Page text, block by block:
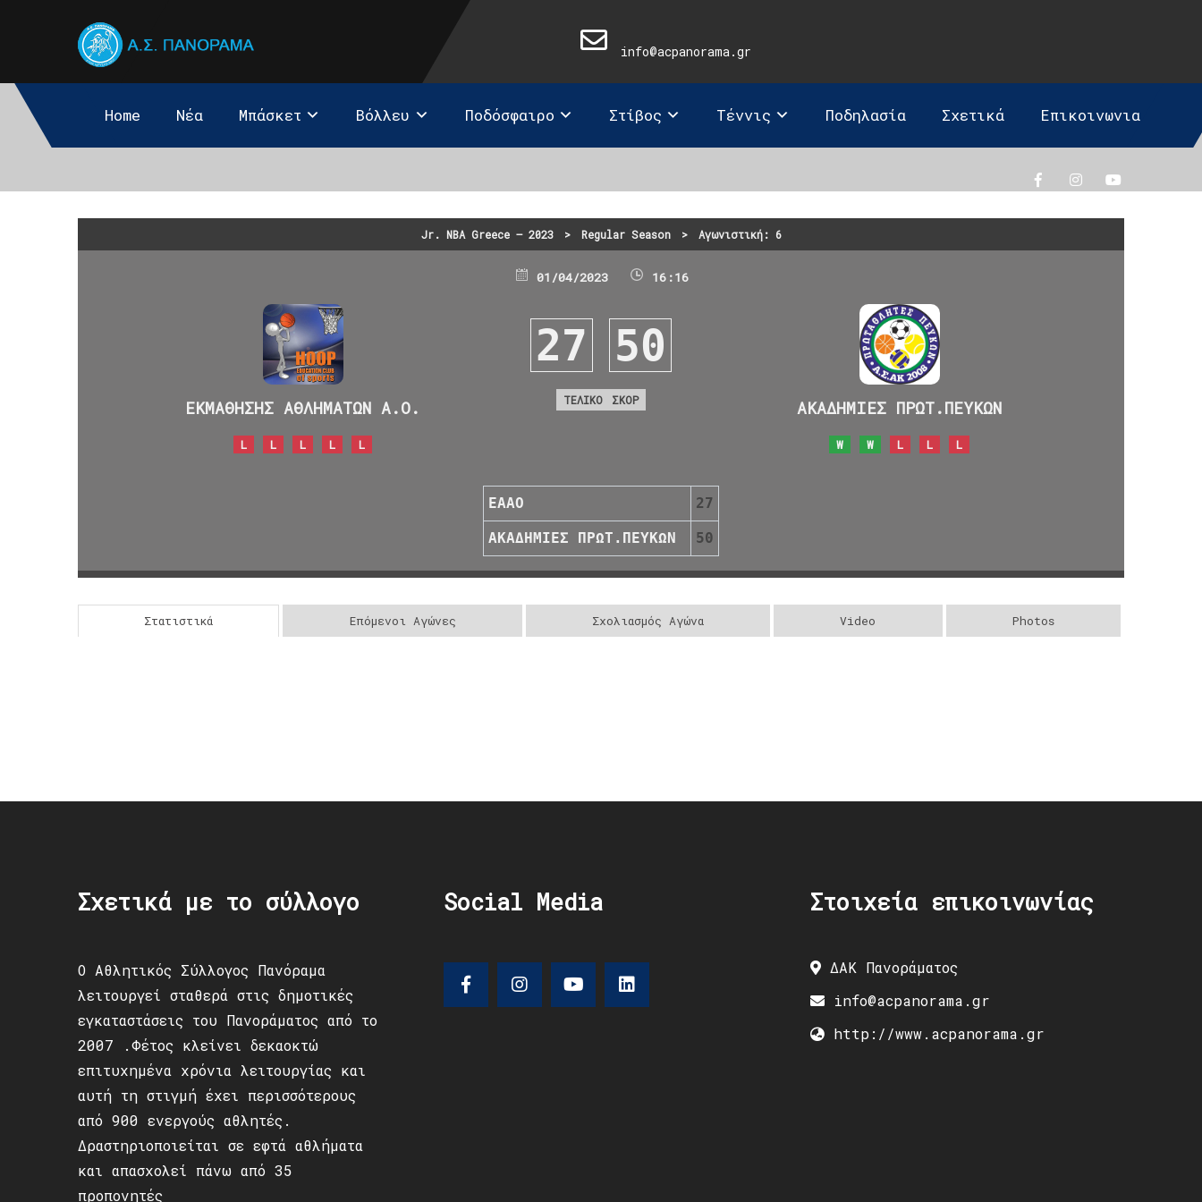
info@acpanorama.gr
Home Νέα Μπάσκετ Βόλλευ Ποδόσφαιρο Στίβος Τέννις Ποδηλασία Σχετικά Επικοινωνια
Jr. NBA Greece – 2023 > Regular Season > Αγωνιστική: 6
01/04/2023 16:16
ΕΚΜΑΘΗΣΗΣ ΑΘΛΗΜΑΤΩΝ Α.Ο.
L L L L L
27 50
ΤΕΛΙΚΟ ΣΚΟΡ ΑΚΑΔΗΜΙΕΣ ΠΡΩΤ.ΠΕΥΚΩΝ
W W L L L
ΕΑΑΟ 27
ΑΚΑΔΗΜΙΕΣ ΠΡΩΤ.ΠΕΥΚΩΝ 50
Στατιστικά Επόμενοι Αγώνες Σχολιασμός Αγώνα Video Photos
Σχετικά με το σύλλογο
Ο Αθλητικός Σύλλογος Πανόραμα
λειτουργεί σταθερά στις δημοτικές
εγκαταστάσεις του Πανοράματος από το
2007 .Φέτος κλείνει δεκαοκτώ
επιτυχημένα χρόνια λειτουργίας και
αυτή τη στιγμή έχει περισσότερους
από 900 ενεργούς αθλητές.
Δραστηριοποιείται σε εφτά αθλήματα
και απασχολεί πάνω από 35
προπονητές
Social Media Στοιχεία επικοινωνίας
ΔΑΚ Πανοράματος
info@acpanorama.gr
http://www.acpanorama.gr